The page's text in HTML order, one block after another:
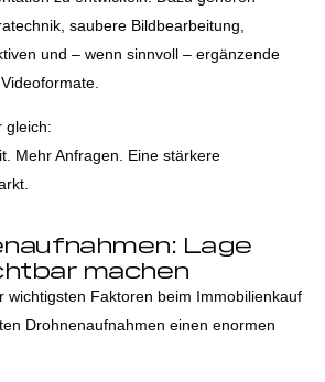
saubere Bildbearbeitung,
und – wenn sinnvoll – ergänzende
gleich:
Mehr Anfragen. Eine stärkere
Lage
machen
wichtigsten Faktoren beim Immobilienkauf
Drohnenaufnahmen einen enormen